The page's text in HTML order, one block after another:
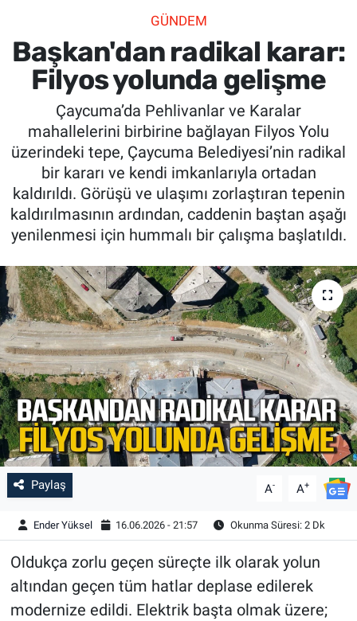
GÜNDEM
Başkan'dan radikal karar:
Filyos yolunda gelişme
Çaycuma’da Pehlivanlar ve Karalar
mahallelerini birbirine bağlayan Filyos Yolu
üzerindeki tepe, Çaycuma Belediyesi’nin radikal
bir kararı ve kendi imkanlarıyla ortadan
kaldırıldı. Görüşü ve ulaşımı zorlaştıran tepenin
kaldırılmasının ardından, caddenin baştan aşağı
yenilenmesi için hummalı bir çalışma başlatıldı.
Paylaş A- A+
Ender Yüksel 16.06.2026 - 21:57 Okunma Süresi: 2 Dk
Oldukça zorlu geçen süreçte ilk olarak yolun
altından geçen tüm hatlar deplase edilerek
modernize edildi. Elektrik başta olmak üzere;
SPOR
SAĞLIK